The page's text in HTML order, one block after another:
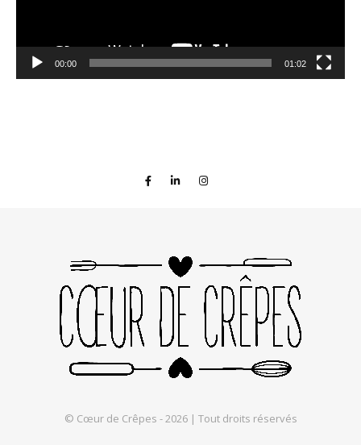
00:00 01:02
© Cœur de Crêpes - 2026 | Tout droits réservés